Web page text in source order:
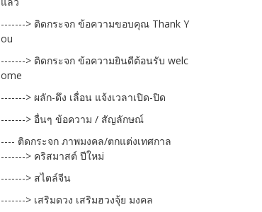
-------> ติดกระจก ข้อความขอบคุณ Thank Y
ou
-------> ติดกระจก ข้อความยินดีต้อนรับ welc
ome
-------> ผลัก-ดึง เลื่อน แจ้งเวลาเปิด-ปิด
-------> อื่นๆ ข้อความ / สัญลักษณ์
---- ติดกระจก ภาพมงคล/ตกแต่งเทศกาล
-------> คริสมาสต์ ปีใหม่
-------> สไตล์จีน
-------> เสริมดวง เสริมฮวงจุ้ย มงคล